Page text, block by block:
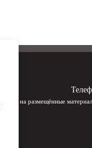
Права на размещённые